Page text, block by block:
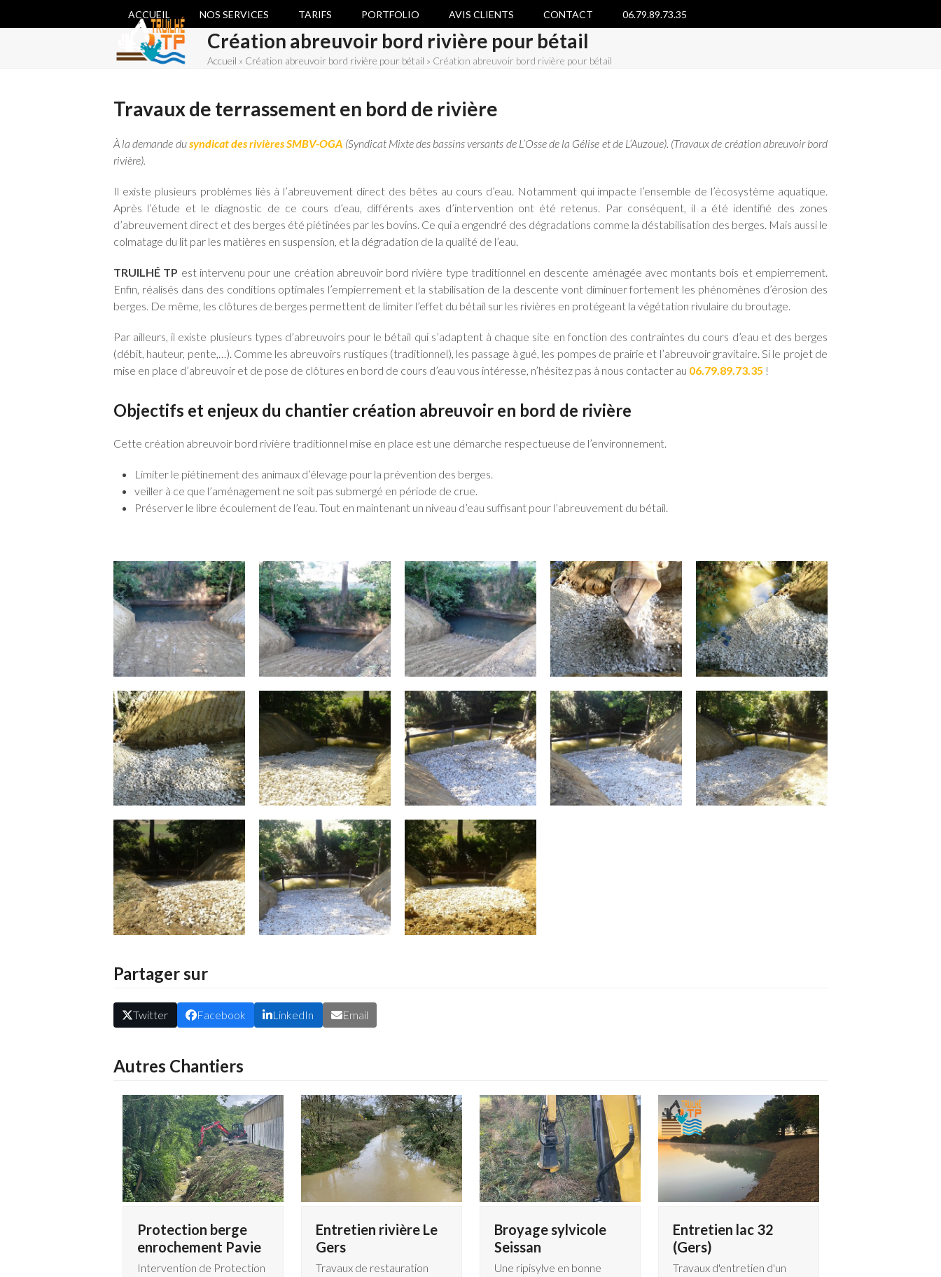
ACCUEIL NOS SERVICES TARIFS PORTFOLIO AVIS CLIENTS CONTACT 06.79.89.73.35
Création abreuvoir bord rivière pour bétail
Accueil » Création abreuvoir bord rivière pour bétail » Création abreuvoir bord rivière pour bétail
Travaux de terrassement en bord de rivière
À la demande dusyndicat des rivières SMBV-OGA (Syndicat Mixte des bassins versants de L’Osse de la Gélise et de L’Auzoue). (Travaux de création abreuvoir bord
rivière).
Il existe plusieurs problèmes liés à l’abreuvement direct des bêtes au cours d’eau. Notamment qui impacte l’ensemble de l’écosystème aquatique.
Après l’étude et le diagnostic de ce cours d’eau, différents axes d’intervention ont été retenus. Par conséquent, il a été identifié des zones
d’abreuvement direct et des berges été piétinées par les bovins. Ce qui a engendré des dégradations comme la déstabilisation des berges. Mais aussi le
colmatage du lit par les matières en suspension, et la dégradation de la qualité de l’eau.
TRUILHÉ TP est intervenu pour une création abreuvoir bord rivière type traditionnel en descente aménagée avec montants bois et empierrement.
Enfin, réalisés dans des conditions optimales l’empierrement et la stabilisation de la descente vont diminuer fortement les phénomènes d’érosion des
berges. De même, les clôtures de berges permettent de limiter l’effet du bétail sur les rivières en protégeant la végétation rivulaire du broutage.
Par ailleurs, il existe plusieurs types d’abreuvoirs pour le bétail qui s’adaptent à chaque site en fonction des contraintes du cours d’eau et des berges
(débit, hauteur, pente,…). Comme les abreuvoirs rustiques (traditionnel), les passage à gué, les pompes de prairie et l’abreuvoir gravitaire. Si le projet de
mise en place d’abreuvoir et de pose de clôtures en bord de cours d’eau vous intéresse, n’hésitez pas à nous contacter au 06.79.89.73.35 !
Objectifs et enjeux du chantier création abreuvoir en bord de rivière
Cette création abreuvoir bord rivière traditionnel mise en place est une démarche respectueuse de l’environnement.
Limiter le piétinement des animaux d’élevage pour la prévention des berges.
veiller à ce que l’aménagement ne soit pas submergé en période de crue.
Préserver le libre écoulement de l’eau. Tout en maintenant un niveau d’eau suffisant pour l’abreuvement du bétail.
Partager sur
Twitter Facebook LinkedIn Email
Autres Chantiers
Protection berge
enrochement Pavie
Intervention de Protection
Entretien rivière Le
Gers
Travaux de restauration
Broyage sylvicole
Seissan
Une ripisylve en bonne
Entretien lac 32
(Gers)
Travaux d'entretien d'un